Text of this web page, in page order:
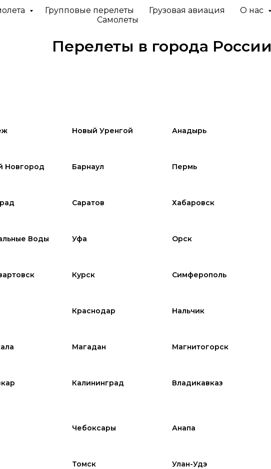
Групповые перелеты Грузовая авиация
О нас
Самолеты
Перелеты в города России
Новый Уренгой Анадырь
Новгород Барнаул Пермь
Саратов Хабаровск
Воды Уфа Орск
Курск Симферополь
Краснодар Нальчик
Магадан Магнитогорск
Калининград Владикавказ
Чебоксары Анапа
Томск Улан-Удэ